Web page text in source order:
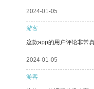
2024-01-05
游客
这款app的用户评论非常
2024-01-05
游客